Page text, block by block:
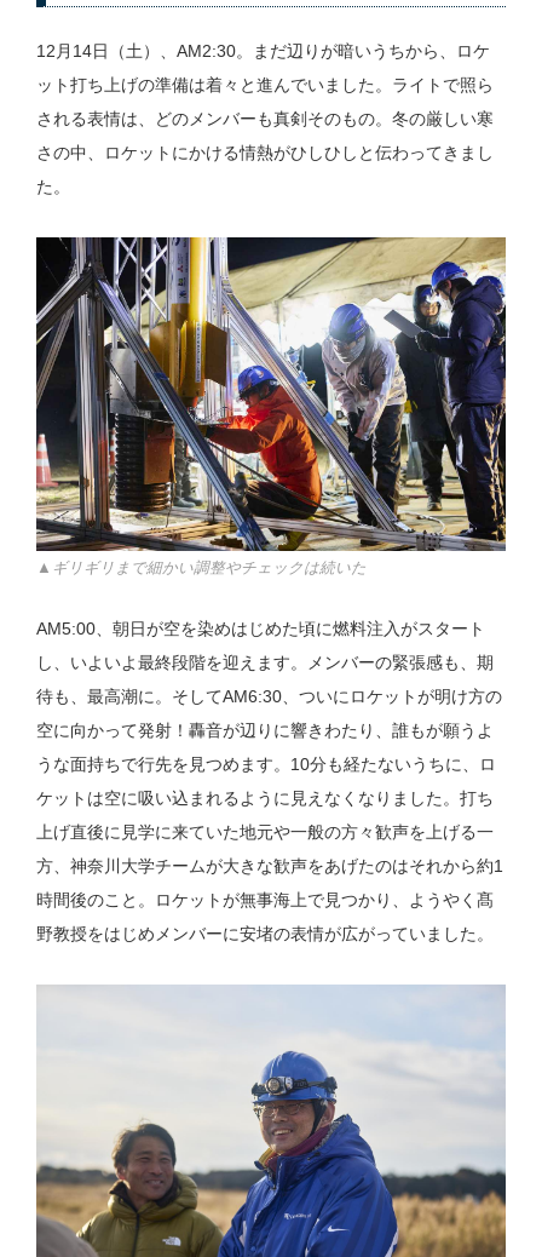
12月14日（土）、AM2:30。まだ辺りが暗いうちから、ロケ
ット打ち上げの準備は着々と進んでいました。ライトで照ら
される表情は、どのメンバーも真剣そのもの。冬の厳しい寒
さの中、ロケットにかける情熱がひしひしと伝わってきまし
た。
▲ギリギリまで細かい調整やチェックは続いた
AM5:00、朝日が空を染めはじめた頃に燃料注入がスタート
し、いよいよ最終段階を迎えます。メンバーの緊張感も、期
待も、最高潮に。そしてAM6:30、ついにロケットが明け方の
空に向かって発射！轟音が辺りに響きわたり、誰もが願うよ
うな面持ちで行先を見つめます。10分も経たないうちに、ロ
ケットは空に吸い込まれるように見えなくなりました。打ち
上げ直後に見学に来ていた地元や一般の方々歓声を上げる一
方、神奈川大学チームが大きな歓声をあげたのはそれから約1
時間後のこと。ロケットが無事海上で見つかり、ようやく髙
野教授をはじめメンバーに安堵の表情が広がっていました。